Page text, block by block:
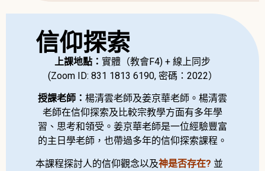
信仰探索
上課地點： 實體（教會F4) + 線上同步
(Zoom ID: 831 1813 6190, 密碼：2022）
授課老師： 楊清雲老師及姜京華老師。楊清雲
老師在信仰探索及比較宗教學方面有多年學
習、思考和領受。姜京華老師是一位經驗豐富
的主日學老師，也帶過多年的信仰探索課程。
本課程探討人的信仰觀念以及神是否存在? 並